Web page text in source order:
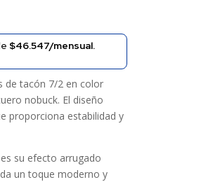
$46.547/mensual.
de tacón 7/2 en color
nobuck. El diseño
proporciona estabilidad y
su efecto arrugado
un toque moderno y